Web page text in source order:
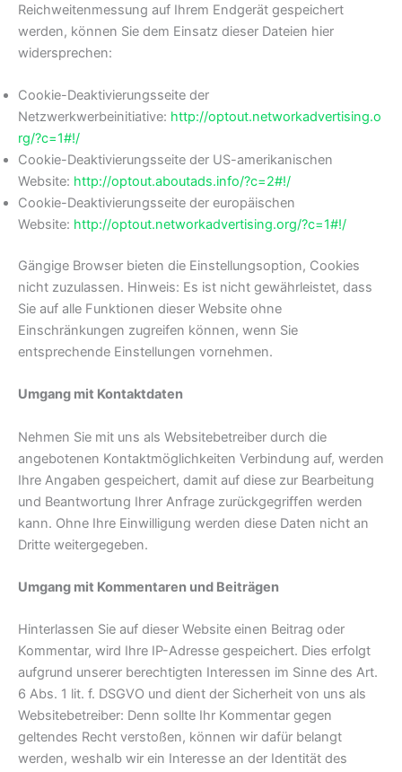
Reichweitenmessung auf Ihrem Endgerät gespeichert
werden, können Sie dem Einsatz dieser Dateien hier
widersprechen:
Cookie-Deaktivierungsseite der
Netzwerkwerbeinitiative: http://optout.networkadvertising.o
rg/?c=1#!/
Cookie-Deaktivierungsseite der US-amerikanischen
Website: http://optout.aboutads.info/?c=2#!/
Cookie-Deaktivierungsseite der europäischen
Website: http://optout.networkadvertising.org/?c=1#!/
Gängige Browser bieten die Einstellungsoption, Cookies
nicht zuzulassen. Hinweis: Es ist nicht gewährleistet, dass
Sie auf alle Funktionen dieser Website ohne
Einschränkungen zugreifen können, wenn Sie
entsprechende Einstellungen vornehmen.
Umgang mit Kontaktdaten
Nehmen Sie mit uns als Websitebetreiber durch die
angebotenen Kontaktmöglichkeiten Verbindung auf, werden
Ihre Angaben gespeichert, damit auf diese zur Bearbeitung
und Beantwortung Ihrer Anfrage zurückgegriffen werden
kann. Ohne Ihre Einwilligung werden diese Daten nicht an
Dritte weitergegeben.
Umgang mit Kommentaren und Beiträgen
Hinterlassen Sie auf dieser Website einen Beitrag oder
Kommentar, wird Ihre IP-Adresse gespeichert. Dies erfolgt
aufgrund unserer berechtigten Interessen im Sinne des Art.
6 Abs. 1 lit. f. DSGVO und dient der Sicherheit von uns als
Websitebetreiber: Denn sollte Ihr Kommentar gegen
geltendes Recht verstoßen, können wir dafür belangt
werden, weshalb wir ein Interesse an der Identität des